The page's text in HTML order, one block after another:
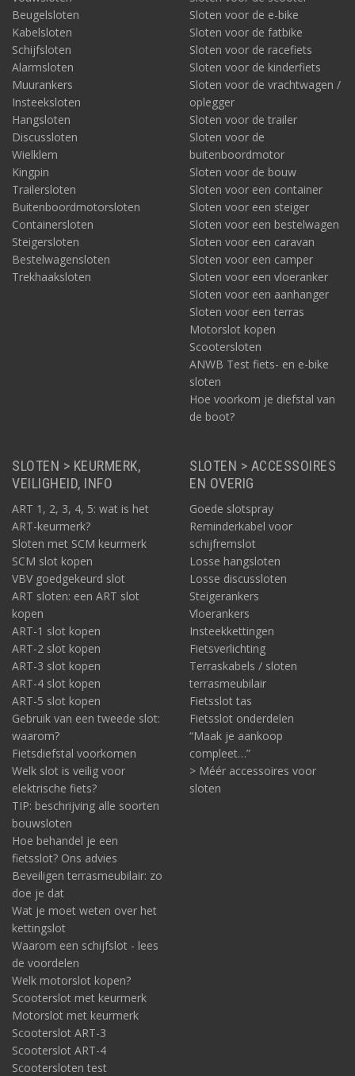
Beugelsloten
Kabelsloten
Schijfsloten
Alarmsloten
Muurankers
Insteeksloten
Hangsloten
Discussloten
Wielklem
Kingpin
Trailersloten
Buitenboordmotorsloten
Containersloten
Steigersloten
Bestelwagensloten
Trekhaaksloten
Sloten voor de e-bike
Sloten voor de fatbike
Sloten voor de racefiets
Sloten voor de kinderfiets
Sloten voor de vrachtwagen /
oplegger
Sloten voor de trailer
Sloten voor de
buitenboordmotor
Sloten voor de bouw
Sloten voor een container
Sloten voor een steiger
Sloten voor een bestelwagen
Sloten voor een caravan
Sloten voor een camper
Sloten voor een vloeranker
Sloten voor een aanhanger
Sloten voor een terras
Motorslot kopen
Scootersloten
ANWB Test fiets- en e-bike
sloten
Hoe voorkom je diefstal van
de boot?
SLOTEN > KEURMERK,
VEILIGHEID, INFO
ART 1, 2, 3, 4, 5: wat is het
ART-keurmerk?
Sloten met SCM keurmerk
SCM slot kopen
VBV goedgekeurd slot
ART sloten: een ART slot
kopen
ART-1 slot kopen
ART-2 slot kopen
ART-3 slot kopen
ART-4 slot kopen
ART-5 slot kopen
Gebruik van een tweede slot:
waarom?
Fietsdiefstal voorkomen
Welk slot is veilig voor
elektrische fiets?
TIP: beschrijving alle soorten
bouwsloten
Hoe behandel je een
fietsslot? Ons advies
Beveiligen terrasmeubilair: zo
doe je dat
Wat je moet weten over het
kettingslot
Waarom een schijfslot - lees
de voordelen
Welk motorslot kopen?
Scooterslot met keurmerk
Motorslot met keurmerk
Scooterslot ART-3
Scooterslot ART-4
Scootersloten test
SLOTEN > ACCESSOIRES
EN OVERIG
Goede slotspray
Reminderkabel voor
schijfremslot
Losse hangsloten
Losse discussloten
Steigerankers
Vloerankers
Insteekkettingen
Fietsverlichting
Terraskabels / sloten
terrasmeubilair
Fietsslot tas
Fietsslot onderdelen
“Maak je aankoop
compleet…”
> Méér accessoires voor
sloten